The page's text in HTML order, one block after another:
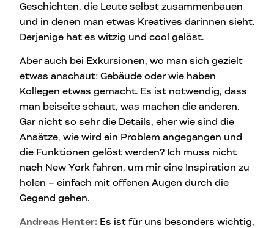
Geschichten, die Leute selbst zusammenbauen
und in denen man etwas Kreatives darinnen sieht.
Derjenige hat es witzig und cool gelöst.
Aber auch bei Exkursionen, wo man sich gezielt
etwas anschaut: Gebäude oder wie haben
Kollegen etwas gemacht. Es ist notwendig, dass
man beiseite schaut, was machen die anderen.
Gar nicht so sehr die Details, eher wie sind die
Ansätze, wie wird ein Problem angegangen und
die Funktionen gelöst werden? Ich muss nicht
nach New York fahren, um mir eine Inspiration zu
holen – einfach mit offenen Augen durch die
Gegend gehen.
Andreas Henter: Es ist für uns besonders wichtig,